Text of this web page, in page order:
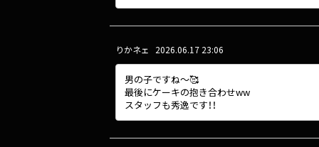
りかネェ 2026.06.17 23:06
男の子ですね〜🥰
最後にケーキの抱き合わせww
スタッフも秀逸です！！